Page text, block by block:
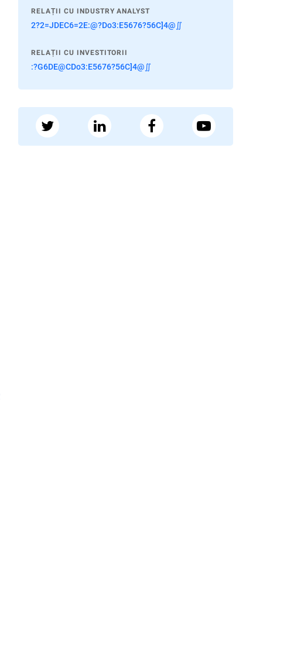
RELAȚII CU INDUSTRY ANALYST
2?2=JDEC6=2E:@?Do3:E5676?56C]4@∬
RELAȚII CU INVESTITORII
:?G6DE@CDo3:E5676?56C]4@∬